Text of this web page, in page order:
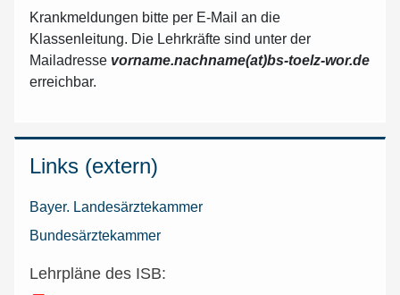
Krankmeldungen bitte per E-Mail an die
Klassenleitung. Die Lehrkräfte sind unter der
Mailadresse vorname.nachname(at)bs-toelz-wor.de
erreichbar.
Links (extern)
Bayer. Landesärztekammer
Bundesärztekammer
Lehrpläne des ISB: